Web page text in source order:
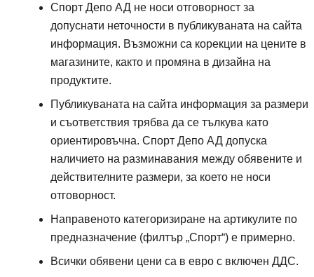
Спорт Депо АД Спорт депо А ДЕ
не носи отговорност за
допуснати неточности в публикуваната на сайта
информация. Възможни са корекции на цените в
магазините, както и промяна в дизайна на
продуктите.
Публикуваната на сайта информация за размери
и съответствия трябва да се тълкува като
ориентировъчна. Спорт Депо АД Спорт депо А ДЕ
допуска
наличието на разминавания между обявените и
действителните размери, за което не носи
отговорност.
Направеното категоризиране на артикулите по
предназначение (филтър „Спорт“) е примерно.
Всички обявени цени са в евро с включен ДДС.